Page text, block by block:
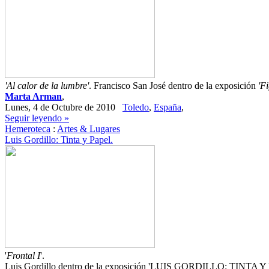
'Al calor de la lumbre'. Francisco San José dentro de la exposición
Marta Arman,
Lunes, 4 de Octubre de 2010 Toledo, España,
Seguir leyendo »
Hemeroteca : Artes & Lugares
Luis Gordillo: Tinta y Papel.
'Frontal I'.
Luis Gordillo dentro de la exposición 'LUIS GORDILLO: TINTA Y